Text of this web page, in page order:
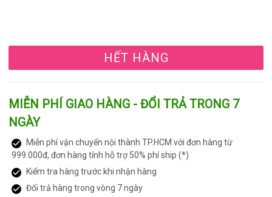
HẾT HÀNG
MIỄN PHÍ GIAO HÀNG - ĐỔI TRẢ TRONG 7
NGÀY
Miễn phí vận chuyển nội thành TP.HCM với đơn hàng từ
999.000đ, đơn hàng tỉnh hỗ trợ 50% phí ship (*)
Kiểm tra hàng trước khi nhận hàng
Đổi trả hàng trong vòng 7 ngày